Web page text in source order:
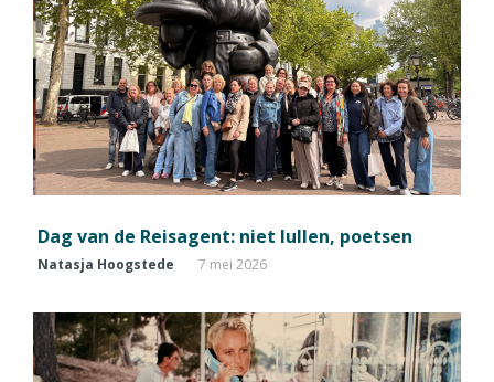
Dag van de Reisagent: niet lullen, poetsen
Natasja Hoogstede 7 mei 2026